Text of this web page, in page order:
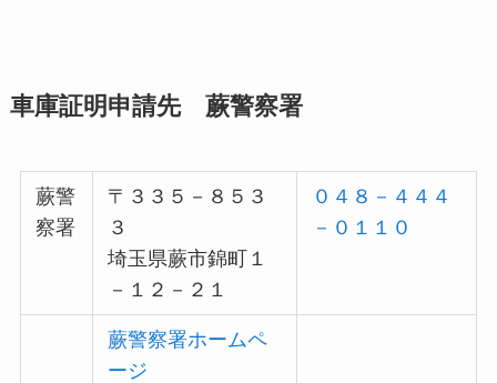
車庫証明申請先 蕨警察署
蕨警
察署
〒３３５－８５３
３
埼玉県蕨市錦町１
－１２－２１
０４８－４４４
－０１１０
蕨警察署ホームペ
ージ